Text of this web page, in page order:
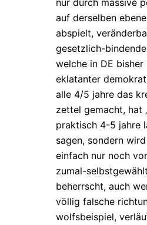
auf derselben
abspielt,
gesetzlich-
welche in DE
eklatanter
alle 4/5 jahre das
zettel gemacht, hat
praktisch 4-5 jahre
sagen, sondern
einfach nur noch
zumal-
beherrscht, auch
völlig falsche
wolfsbeispiel,